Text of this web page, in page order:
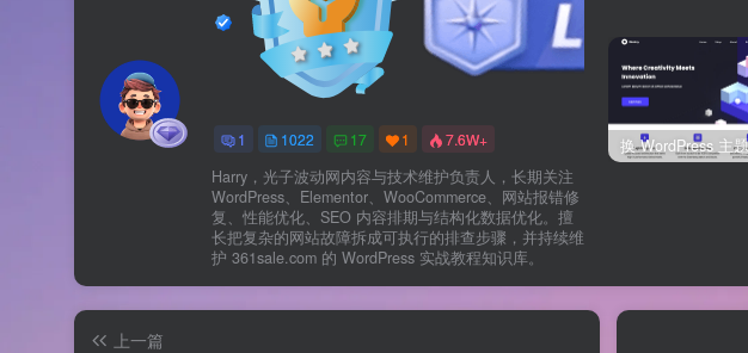
Harry
1 1022 17 1 7.6W+
Harry，光子波动网内容与技术维护负责人，长期关注
WordPress、Elementor、WooCommerce、网站报错修
复、性能优化、SEO 内容排期与结构化数据优化。擅
长把复杂的网站故障拆成可执行的排查步骤，并持续维
护 361sale.com 的 WordPress 实战教程知识库。
上一篇